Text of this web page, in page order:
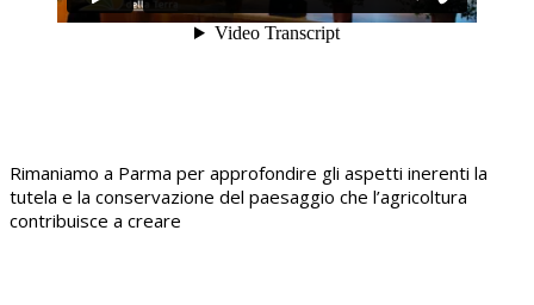
Rimaniamo a Parma per approfondire gli aspetti inerenti la
tutela e la conservazione del paesaggio che l’agricoltura
contribuisce a creare